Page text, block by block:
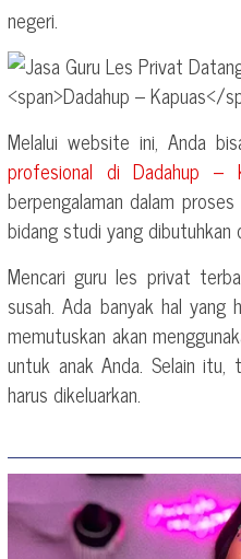
negeri.
Melalui website ini, Anda
profesional diDadahup –
berpengalaman dalam
bidang studi yang dibutuhkan
Mencari guru les privat
susah. Ada banyak hal yang
memutuskan akan
untuk anak Anda. Selain
harus dikeluarkan.